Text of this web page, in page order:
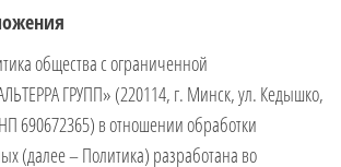
общества с ограниченной
ГРУПП» (220114, г. Минск, ул. Кедышко,
690672365) в отношении обработки
(далее – Политика) разработана во